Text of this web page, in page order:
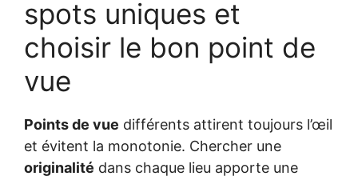
spots uniques et
choisir le bon point de
vue
Points de vue différents attirent toujours l’œil
et évitent la monotonie. Chercher une
originalité dans chaque lieu apporte une